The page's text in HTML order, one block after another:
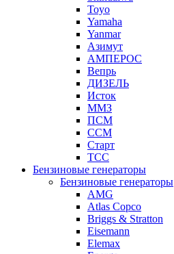
Toyo
Yamaha
Yanmar
Азимут
АМПЕРОС
Вепрь
ДИЗЕЛЬ
Исток
ММЗ
ПСМ
ССМ
Старт
ТСС
Бензиновые генераторы
Бензиновые генераторы
AMG
Atlas Copco
Briggs & Stratton
Eisemann
Elemax